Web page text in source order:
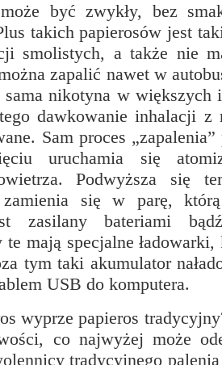
może być zwykły, bez
takich papierosów jest
smolistych, a także nie
zapalić nawet w
sama nikotyna w większych
dawkowanie inhalacji z
Sam proces
uruchamia się
Podwyższa się
zamienia się w parę,
zasilany bateriami
mają specjalne ładowarki,
tym taki akumulator
USB do komputera.
wyprze papieros
co najwyżej może
tradycyjnego